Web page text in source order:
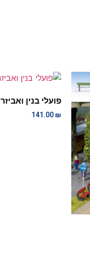
פועלי בנין
141.00₪